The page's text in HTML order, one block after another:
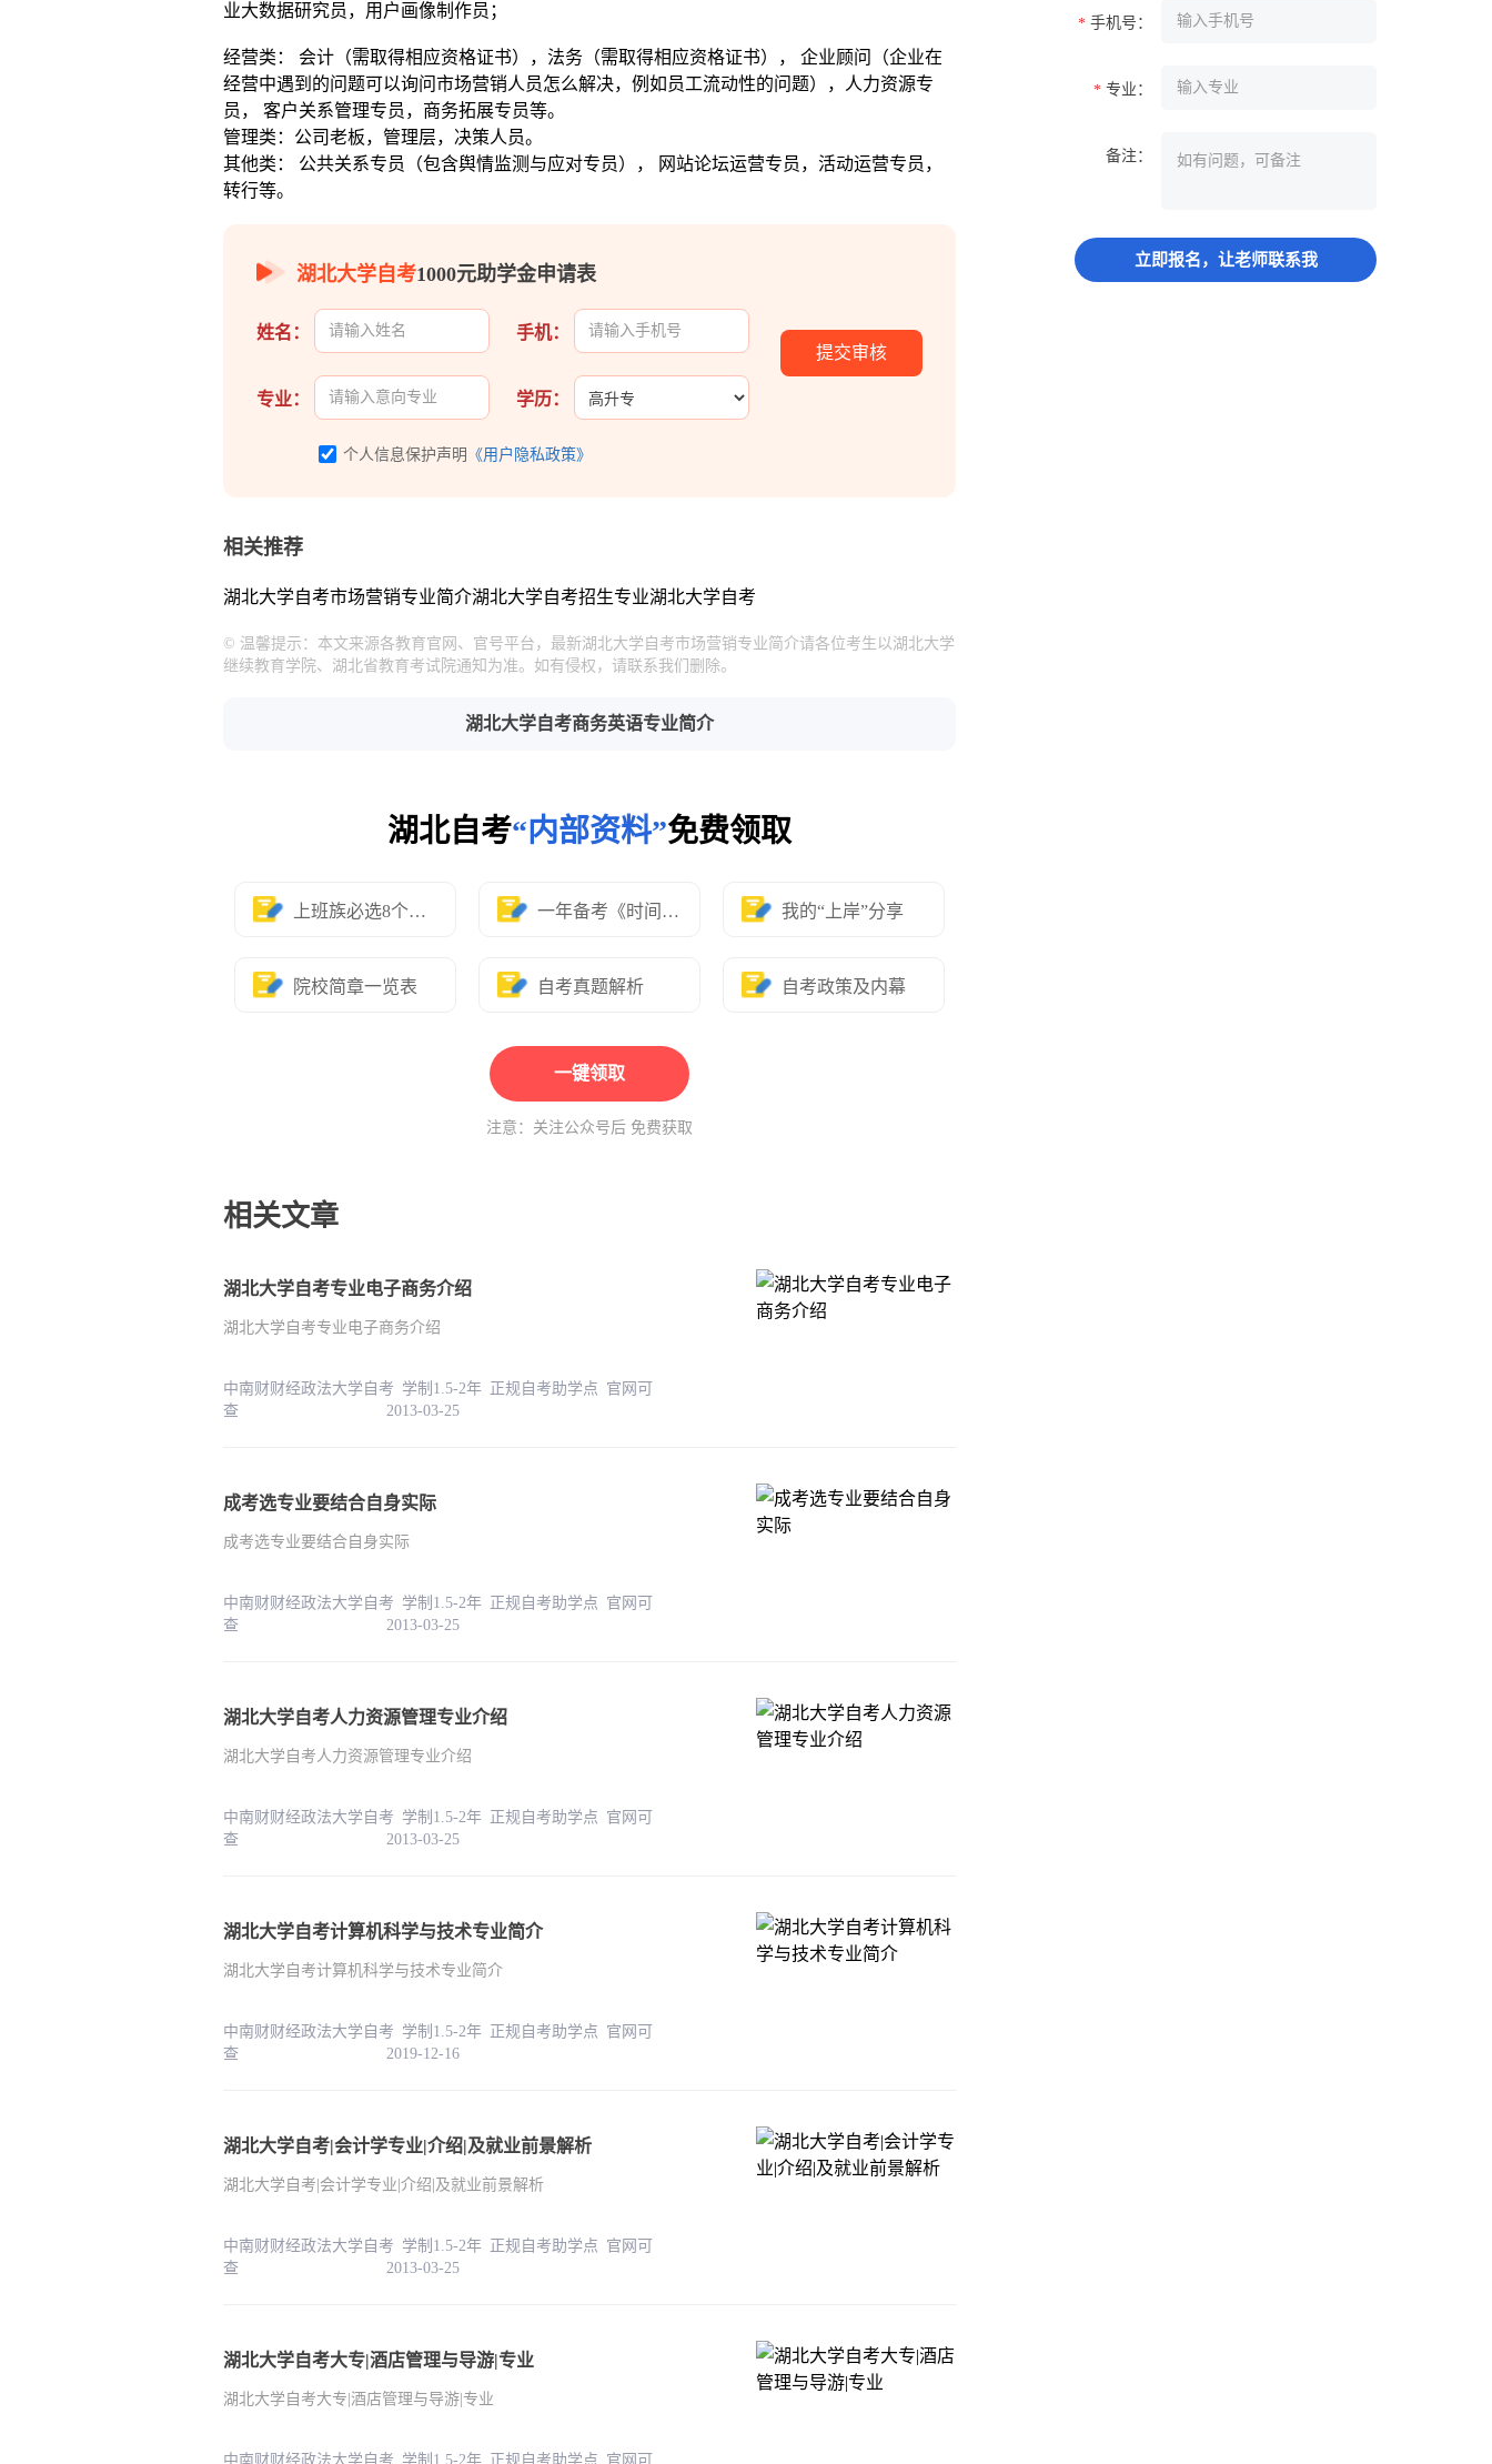
业大数据研究员，用户画像制作员；
经营类： 会计（需取得相应资格证书），法务（需取得相应资格证书）， 企业顾问（企业在
经营中遇到的问题可以询问市场营销人员怎么解决，例如员工流动性的问题），人力资源专
员， 客户关系管理专员，商务拓展专员等。
管理类：公司老板，管理层，决策人员。
其他类： 公共关系专员（包含舆情监测与应对专员）， 网站论坛运营专员，活动运营专员，
转行等。
湖北大学自考1000元助学金申请表
姓名： 手机：
专业： 学历：
个人信息保护声明 《用户隐私政策》
相关推荐
湖北大学自考市场营销专业简介湖北大学自考招生专业湖北大学自考
© 温馨提示：本文来源各教育官网、官号平台，最新湖北大学自考市场营销专业简介请各位考生以湖北大学
继续教育学院、湖北省教育考试院通知为准。如有侵权，请联系我们删除。
湖北大学自考商务英语专业简介
湖北自考“内部资料”免费领取
上班族必选8个专业 一年备考《时间表》 我的“上岸”分享
院校简章一览表 自考真题解析 自考政策及内幕
一键领取
注意：关注公众号后 免费获取
相关文章
湖北大学自考专业电子商务介绍
湖北大学自考专业电子商务介绍
中南财财经政法大学自考 学制1.5-2年 正规自考助学点 官网可
查 2013-03-25
成考选专业要结合自身实际
成考选专业要结合自身实际
中南财财经政法大学自考 学制1.5-2年 正规自考助学点 官网可
查 2013-03-25
湖北大学自考人力资源管理专业介绍
湖北大学自考人力资源管理专业介绍
中南财财经政法大学自考 学制1.5-2年 正规自考助学点 官网可
查 2013-03-25
湖北大学自考计算机科学与技术专业简介
湖北大学自考计算机科学与技术专业简介
中南财财经政法大学自考 学制1.5-2年 正规自考助学点 官网可
查 2019-12-16
湖北大学自考|会计学专业|介绍|及就业前景解析
湖北大学自考|会计学专业|介绍|及就业前景解析
中南财财经政法大学自考 学制1.5-2年 正规自考助学点 官网可
查 2013-03-25
湖北大学自考大专|酒店管理与导游|专业
湖北大学自考大专|酒店管理与导游|专业
中南财财经政法大学自考 学制1.5-2年 正规自考助学点 官网可
* 手机号：
* 专业：
备注：